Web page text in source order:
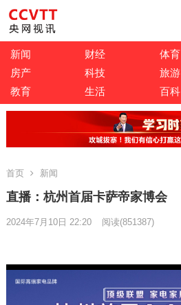
新闻 财经 体育
房产
科技 旅游
教育
生活 百科
首页 新闻
直播：杭州首届卡萨帝家博会
2024年7月10日 22:20 阅读(851387)